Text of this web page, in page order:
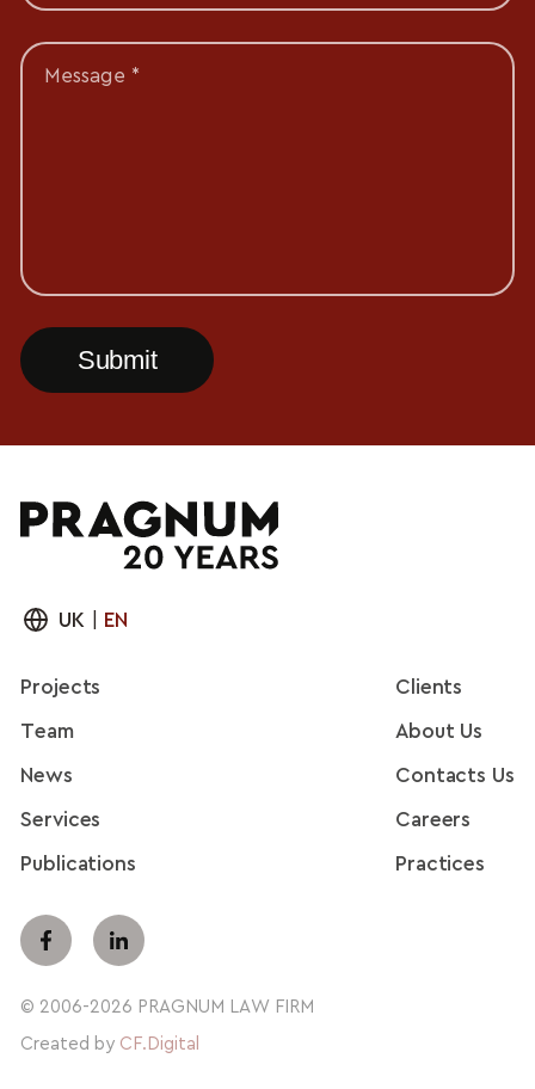
Message *
UK EN
Projects Clients
Team About Us
News Contacts Us
Services Careers
Publications Practices
© 2006-2026 PRAGNUM LAW FIRM
Created by CF.Digital